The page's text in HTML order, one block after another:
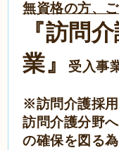
無資格の方、
『訪問
業』
受入事
※訪問介護採
訪問介護分野
の確保を図る